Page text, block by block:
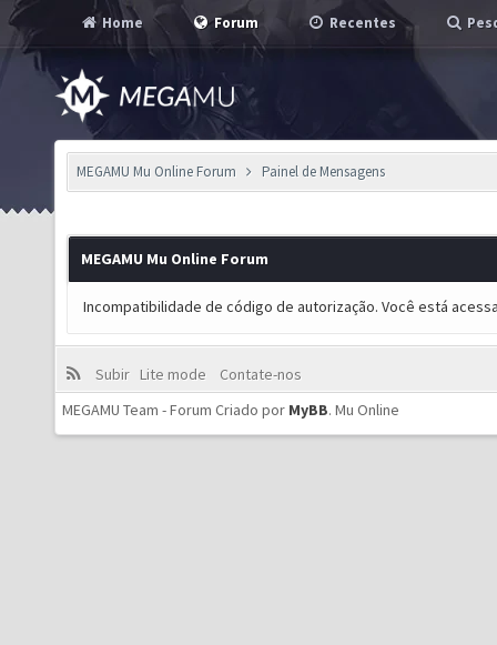
Home Forum Recentes
MEGAMU Mu Online Forum Painel de Mensagens
MEGAMU Mu Online Forum
Incompatibilidade de código de autorização. Você está
Subir Lite mode
Contate-nos
MEGAMU Team - Forum Criado por MyBB. Mu Online